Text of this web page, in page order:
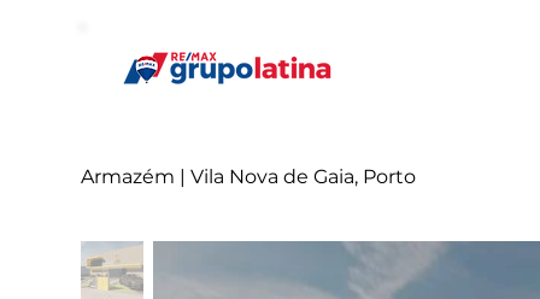
Armazém | Vila Nova de Gaia, Porto